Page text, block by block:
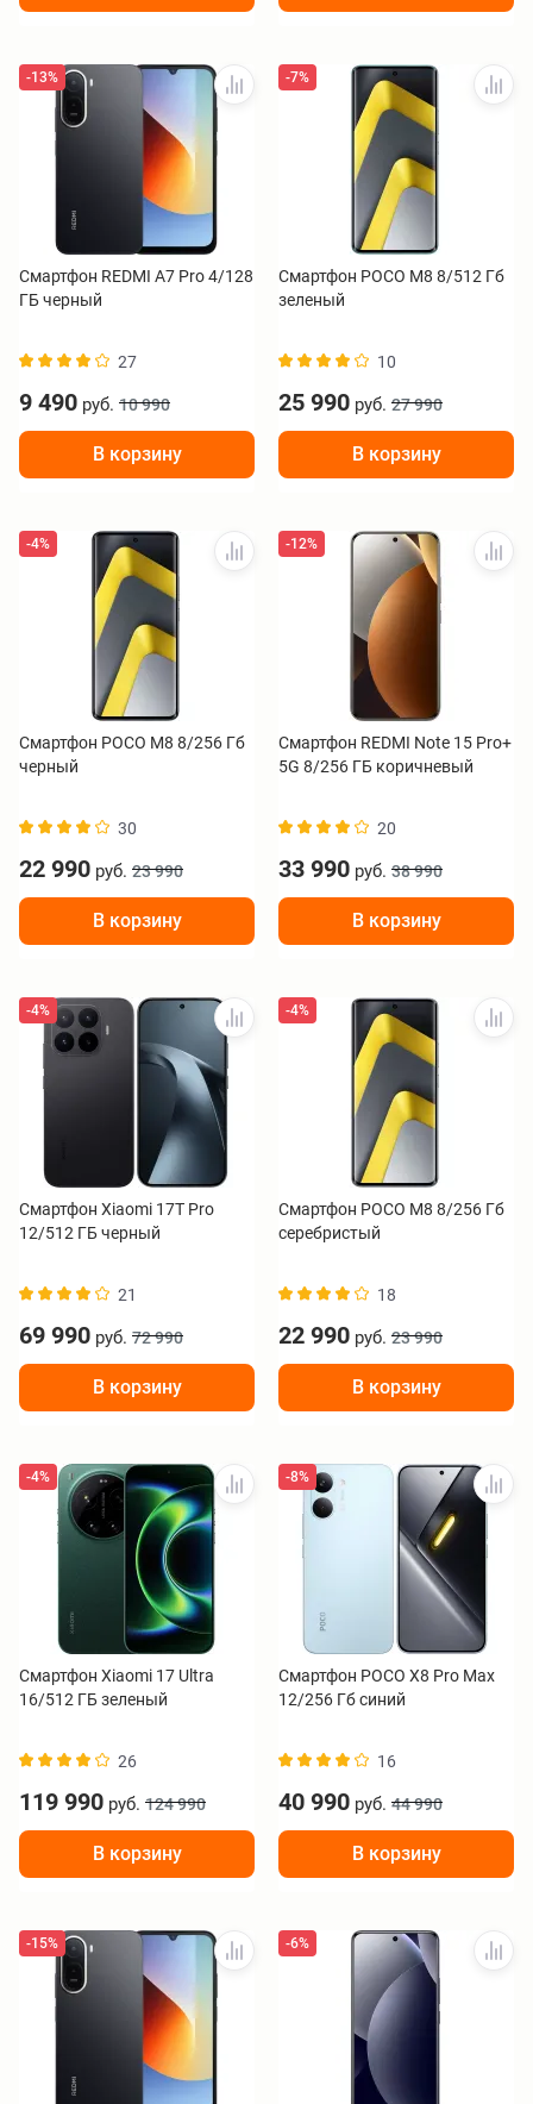
-13%
Смартфон REDMI A7 Pro 4/128
ГБ черный
27
9 490 руб. 10 990
В корзину
-7%
Смартфон POCO M8 8/512 Гб
зеленый
10
25 990 руб. 27 990
В корзину
-4%
Смартфон POCO M8 8/256 Гб
черный
30
22 990 руб. 23 990
В корзину
-12%
Смартфон REDMI Note 15 Pro+
5G 8/256 ГБ коричневый
20
33 990 руб. 38 990
В корзину
-4%
Смартфон Xiaomi 17T Pro
12/512 ГБ черный
21
69 990 руб. 72 990
В корзину
-4%
Смартфон POCO M8 8/256 Гб
серебристый
18
22 990 руб. 23 990
В корзину
-4%
Смартфон Xiaomi 17 Ultra
16/512 ГБ зеленый
26
119 990 руб. 124 990
В корзину
-8%
Смартфон POCO X8 Pro Max
12/256 Гб синий
16
40 990 руб. 44 990
В корзину
-15% -6%